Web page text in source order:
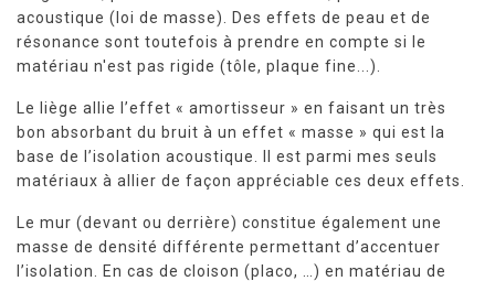
acoustique (loi de masse). Des effets de peau et de
résonance sont toutefois à prendre en compte si le
matériau n'est pas rigide (tôle, plaque fine...).
Le liège allie l’effet « amortisseur » en faisant un très
bon absorbant du bruit à un effet « masse » qui est la
base de l’isolation acoustique. Il est parmi mes seuls
matériaux à allier de façon appréciable ces deux effets.
Le mur (devant ou derrière) constitue également une
masse de densité différente permettant d’accentuer
l’isolation. En cas de cloison (placo, …) en matériau de